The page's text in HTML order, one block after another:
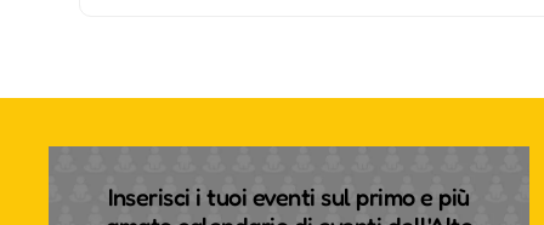
Inserisci i tuoi eventi sul primo e più